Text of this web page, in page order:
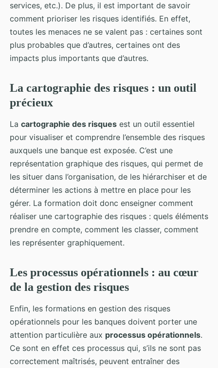
services, etc.). De plus, il est important de savoir
comment prioriser les risques identifiés. En effet,
toutes les menaces ne se valent pas : certaines sont
plus probables que d’autres, certaines ont des
impacts plus importants que d’autres.
La cartographie des risques : un outil
précieux
La cartographie des risques est un outil essentiel
pour visualiser et comprendre l’ensemble des risques
auxquels une banque est exposée. C’est une
représentation graphique des risques, qui permet de
les situer dans l’organisation, de les hiérarchiser et de
déterminer les actions à mettre en place pour les
gérer. La formation doit donc enseigner comment
réaliser une cartographie des risques : quels éléments
prendre en compte, comment les classer, comment
les représenter graphiquement.
Les processus opérationnels : au cœur
de la gestion des risques
Enfin, les formations en gestion des risques
opérationnels pour les banques doivent porter une
attention particulière aux processus opérationnels.
Ce sont en effet ces processus qui, s’ils ne sont pas
correctement maîtrisés, peuvent entraîner des